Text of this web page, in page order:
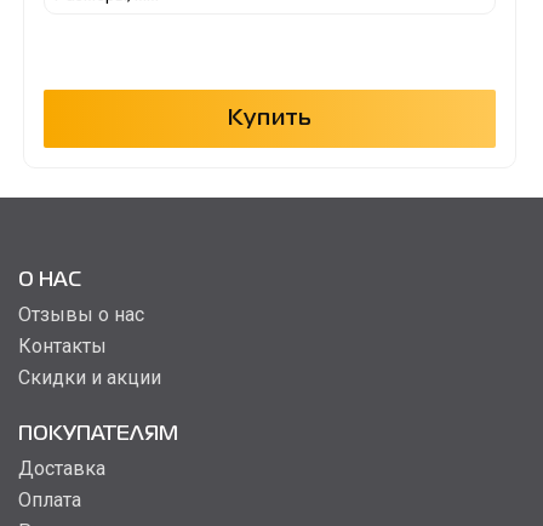
Купить
О НАС
Отзывы о нас
Контакты
Скидки и акции
ПОКУПАТЕЛЯМ
Доставка
Оплата